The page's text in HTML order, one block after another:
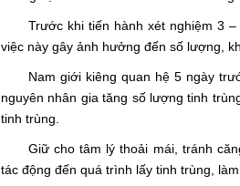
Trước khi tiến hành xét nghiệm 3 –
việc này gây ảnh hưởng đến số lượng,
Nam giới kiêng quan hệ 5 ngày
nguyên nhân gia tăng số lượng tinh
tinh trùng.
Giữ cho tâm lý thoải mái, tránh
tác động đến quá trình lấy tinh trùng,